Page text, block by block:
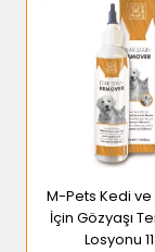
M-Pets Kedi
İçin Gözyaşı
Losyonu